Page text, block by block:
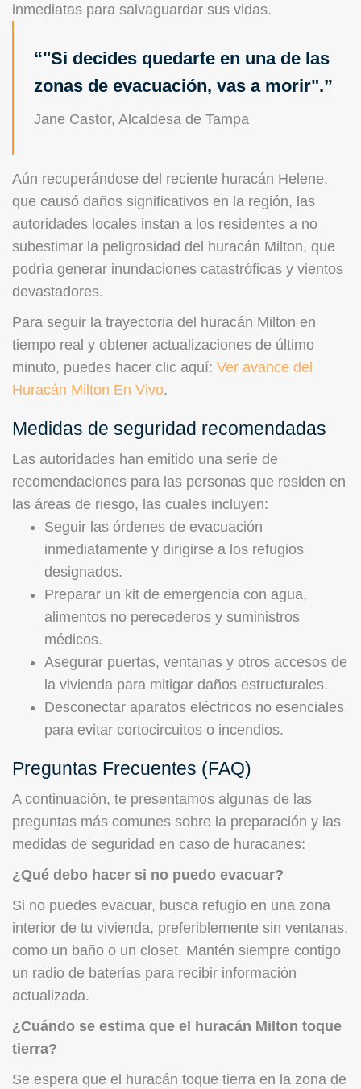
inmediatas para salvaguardar sus vidas.
"Si decides quedarte en una de las
zonas de evacuación, vas a morir".
Jane Castor, Alcaldesa de Tampa
Aún recuperándose del reciente huracán Helene,
que causó daños significativos en la región, las
autoridades locales instan a los residentes a no
subestimar la peligrosidad del huracán Milton, que
podría generar inundaciones catastróficas y vientos
devastadores.
Para seguir la trayectoria del huracán Milton en
tiempo real y obtener actualizaciones de último
minuto, puedes hacer clic aquí: Ver avance del
Huracán Milton En Vivo.
Medidas de seguridad recomendadas
Las autoridades han emitido una serie de
recomendaciones para las personas que residen en
las áreas de riesgo, las cuales incluyen:
Seguir las órdenes de evacuación
inmediatamente y dirigirse a los refugios
designados.
Preparar un kit de emergencia con agua,
alimentos no perecederos y suministros
médicos.
Asegurar puertas, ventanas y otros accesos de
la vivienda para mitigar daños estructurales.
Desconectar aparatos eléctricos no esenciales
para evitar cortocircuitos o incendios.
Preguntas Frecuentes (FAQ)
A continuación, te presentamos algunas de las
preguntas más comunes sobre la preparación y las
medidas de seguridad en caso de huracanes:
¿Qué debo hacer si no puedo evacuar?
Si no puedes evacuar, busca refugio en una zona
interior de tu vivienda, preferiblemente sin ventanas,
como un baño o un closet. Mantén siempre contigo
un radio de baterías para recibir información
actualizada.
¿Cuándo se estima que el huracán Milton toque
tierra?
Se espera que el huracán toque tierra en la zona de